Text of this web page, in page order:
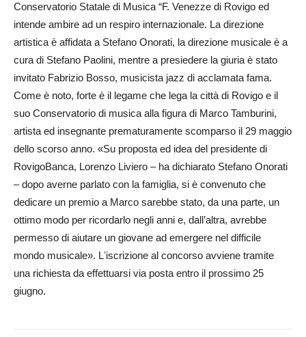
Conserva­torio Statale di Musica “F. Venezze di Rovigo ed
intende ambire ad un respiro internazionale. La direzione
artistica è affidata a Stefano Onorati, la direzione musicale è a
cura di Stefano Paolini, mentre a presiedere la giuria è stato
invitato Fabrizio Bosso, musicista jazz di acclamata fama.
Come è noto, forte è il legame che lega la città di Rovigo e il
suo Conservatorio di musica alla figura di Marco Tamburini,
artista ed insegnante prematuramente scomparso il 29 maggio
dello scorso anno. «Su proposta ed idea del presidente di
RovigoBanca, Lorenzo Liviero – ha dichiarato Stefano Onorati
– dopo averne parlato con la famiglia, si è convenuto che
dedicare un premio a Marco sarebbe stato, da una parte, un
ottimo modo per ricordarlo negli anni e, dall’altra, avrebbe
permesso di aiutare un giovane ad emergere nel difficile
mondo musicale». Lʼiscrizione al concorso avviene tramite
una richiesta da effettuarsi via posta entro il prossimo 25
giugno.